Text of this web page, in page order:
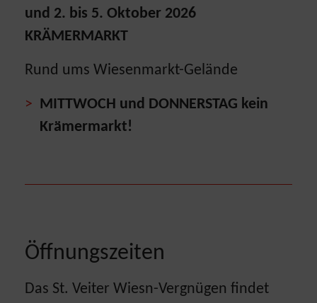
und 2. bis 5. Oktober 2026
KRÄMERMARKT
Rund ums Wiesenmarkt-Gelände
MITTWOCH und DONNERSTAG kein
Krämermarkt!
Öffnungszeiten
Das St. Veiter Wiesn-Vergnügen findet